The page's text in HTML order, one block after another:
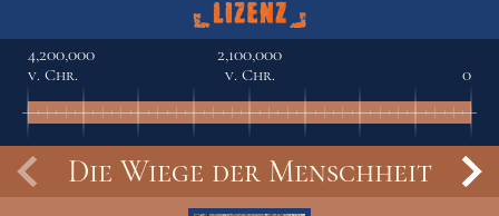
A bis Z
Termine
4,200,000
v. Chr.
2,100,000
v. Chr.
0
Die Wiege der Menschheit